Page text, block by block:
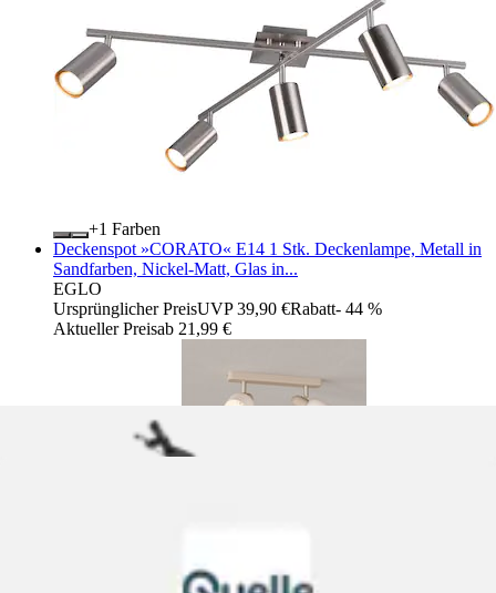
+
Farben
Deckenspot »CORATO« E14 1 Stk. Deckenlampe, Metall in
Sandfarben, Nickel-Matt, Glas in...
EGLO
Ursprünglicher PreisUVP 39,90 €Rabatt- 44 %
Aktueller Preisab 21,99 €